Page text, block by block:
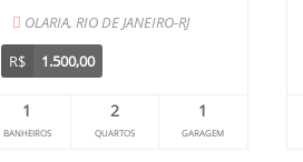
OLARIA, RIO DE JANEIRO-RJ
R$
1.500,00
1
BANHEIROS
2
QUARTOS
1
GARAGEM